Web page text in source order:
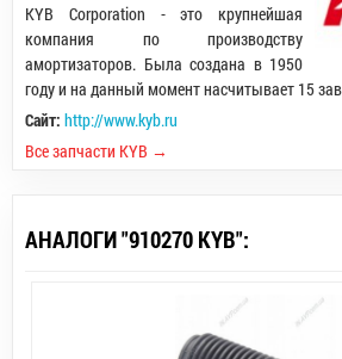
KYB Corporation - это крупнейшая
компания по производству
амортизаторов. Была создана в 1950
году и на данный момент насчитывает 15
Сайт: http://www.kyb.ru
Все запчасти KYB →
АНАЛОГИ "910270 KYB":